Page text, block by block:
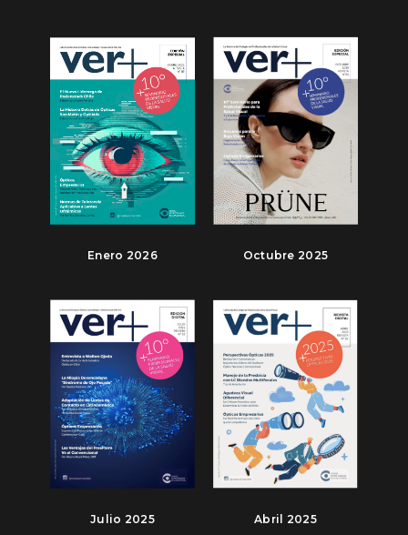
Enero 2026 Octubre 2025
Julio 2025 Abril 2025